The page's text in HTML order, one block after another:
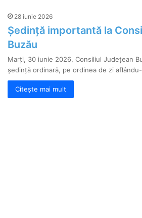
28 iunie 2026
Ședință importantă la
Buzău
Marți, 30 iunie 2026, Consiliul Județean
ședință ordinară, pe ordinea de zi
Citește mai mult